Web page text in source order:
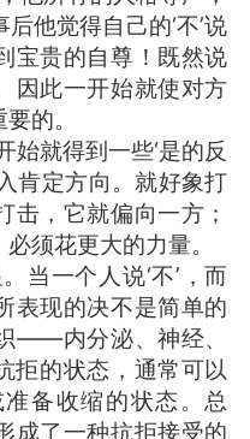
他觉得自己的‘不’说
宝贵的自尊！既然说
因此一开始就使对方
的。
就得到一些‘是的反
肯定方向。就好象打
击，它就偏向一方；
须花更大的力量。
一个人说‘不’，而
表现的决不是简单的
——内分泌、神经、
的状态，通常可以
备收缩的状态。总
成了一种抗拒接受的